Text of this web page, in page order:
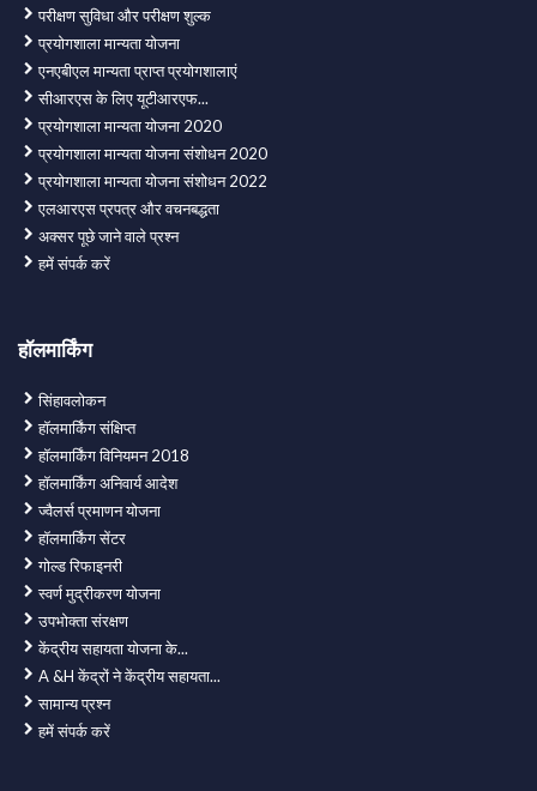
परीक्षण सुविधा और परीक्षण शुल्क
प्रयोगशाला मान्यता योजना
एनएबीएल मान्यता प्राप्त प्रयोगशालाएं
सीआरएस के लिए यूटीआरएफ...
प्रयोगशाला मान्यता योजना 2020
प्रयोगशाला मान्यता योजना संशोधन 2020
प्रयोगशाला मान्यता योजना संशोधन 2022
एलआरएस प्रपत्र और वचनबद्धता
अक्‍सर पूछे जाने वाले प्रश्न
हमें संपर्क करें
हॉलमार्किंग
सिंहावलोकन
हॉलमार्किंग संक्षिप्त
हॉलमार्किंग विनियमन 2018
हॉलमार्किंग अनिवार्य आदेश
ज्वैलर्स प्रमाणन योजना
हॉलमार्किंग सेंटर
गोल्ड रिफाइनरी
स्वर्ण मुद्रीकरण योजना
उपभोक्ता संरक्षण
केंद्रीय सहायता योजना के...
A &H केंद्रों ने केंद्रीय सहायता...
सामान्य प्रश्न
हमें संपर्क करें